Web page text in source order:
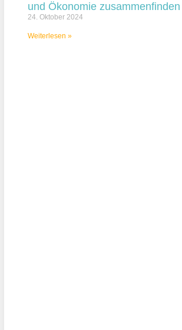
und Ökonomie zusammenfinden
24. Oktober 2024
Weiterlesen »